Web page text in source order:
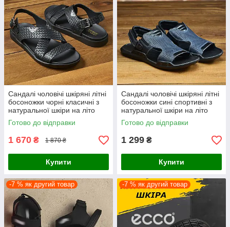
Сандалі чоловічі шкіряні літні
босоножки чорні класичні з
натуральної шкіри на літо
Готово до відправки
1 670 ₴ 1 870 ₴
Купити
Сандалі чоловічі шкіряні літні
босоножки сині спортивні з
натуральної шкіри на літо
Готово до відправки
1 299 ₴
Купити
-7 % як другий товар -7 % як другий товар